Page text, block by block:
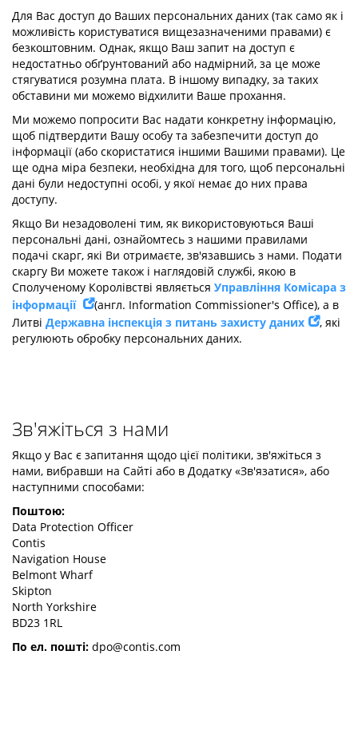
Для Вас доступ до Ваших персональних даних (так само як і
можливість користуватися вищезазначеними правами) є
безкоштовним. Однак, якщо Ваш запит на доступ є
недостатньо обґрунтований або надмірний, за це може
стягуватися розумна плата. В іншому випадку, за таких
обставини ми можемо відхилити Ваше прохання.
Ми можемо попросити Вас надати конкретну інформацію,
щоб підтвердити Вашу особу та забезпечити доступ до
інформації (або скористатися іншими Вашими правами). Це
ще одна міра безпеки, необхідна для того, щоб персональні
дані були недоступні особі, у якої немає до них права
доступу.
Якщо Ви незадоволені тим, як використовуються Ваші
персональні дані, ознайомтесь з нашими правилами
подачі скарг, які Ви отримаєте, зв'язавшись з нами. Подати
скаргу Ви можете також і наглядовій службі, якою в
Сполученому Королівстві являється Управління Комісара з
інформації
(англ. Information Commissioner's Office), а в
Литві Державна інспекція з питань захисту даних
, які
регулюють обробку персональних даних.
Зв'яжіться з нами
Якщо у Вас є запитання щодо цієї політики, зв'яжіться з
нами, вибравши на Сайті або в Додатку «Зв'язатися», або
наступними способами:
Поштою:
Data Protection Officer
Contis
Navigation House
Belmont Wharf
Skipton
North Yorkshire
BD23 1RL
По ел. пошті: dpo@contis.com